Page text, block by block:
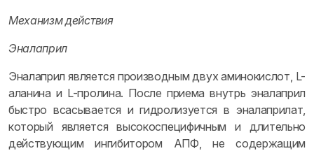
Механизм действия
Эналаприл
Эналаприл является производным двух аминокислот, L-
аланина и L-пролина. После приема внутрь эналаприл
быстро всасывается и гидролизуется в эналаприлат,
который является высокоспецифичным и длительно
действующим ингибитором АПФ, не содержащим